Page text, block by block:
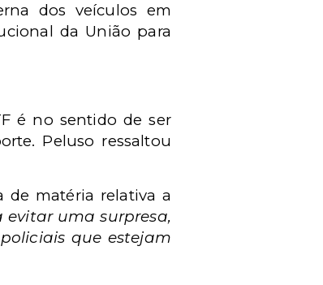
dos veículos em
da União para
é no sentido de ser
Peluso ressaltou
matéria relativa a
evitar uma surpresa,
que estejam